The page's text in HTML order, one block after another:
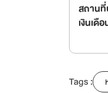
สถาน
เงินเดื
Tags :